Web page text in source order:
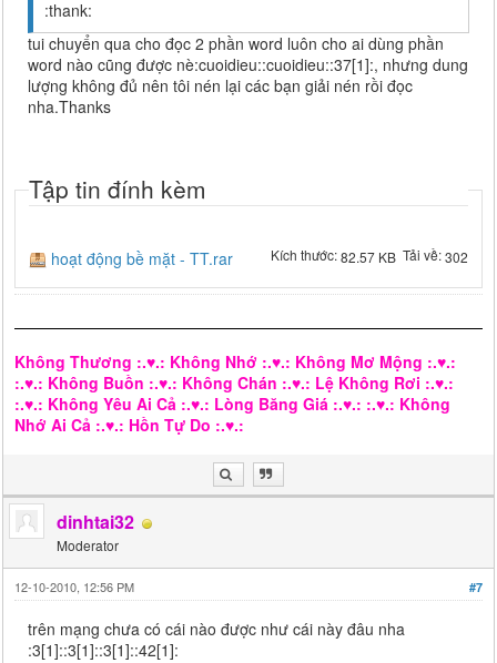
:thank:
tui chuyển qua cho đọc 2 phần word luôn cho ai dùng phần
word nào cũng được nè:cuoidieu::cuoidieu::37[1]:, nhưng dung
lượng không đủ nên tôi nén lại các bạn giải nén rồi đọc
nha.Thanks
Tập tin đính kèm
hoạt động bề mặt - TT.rar Kích thước:82.57 KBTải về:302
Không Thương :.♥.: Không Nhớ :.♥.: Không Mơ Mộng :.♥.:
:.♥.: Không Buồn :.♥.: Không Chán :.♥.: Lệ Không Rơi :.♥.:
:.♥.: Không Yêu Ai Cả :.♥.: Lòng Băng Giá :.♥.: :.♥.: Không
Nhớ Ai Cả :.♥.: Hồn Tự Do :.♥.:
dinhtai32
Moderator
#7
12-10-2010, 12:56 PM
trên mạng chưa có cái nào được như cái này đâu nha
:3[1]::3[1]::3[1]::42[1]: